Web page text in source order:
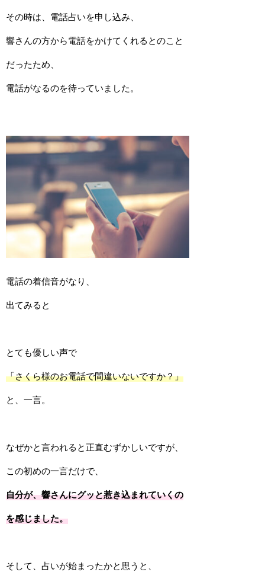
その時は、電話占いを申し込み、
響さんの方から電話をかけてくれるとのこと
だったため、
電話がなるのを待っていました。
電話の着信音がなり、
出てみると
とても優しい声で
「さくら様のお電話で間違いないですか？」
と、一言。
なぜかと言われると正直むずかしいですが、
この初めの一言だけで、
自分が、響さんにグッと惹き込まれていくの
を感じました。
そして、占いが始まったかと思うと、